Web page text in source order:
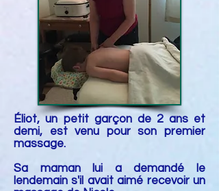
Éliot, un petit garçon de 2 ans et
demi, est venu pour son premier
massage.
Sa maman lui a demandé le
lendemain s'il avait aimé recevoir un